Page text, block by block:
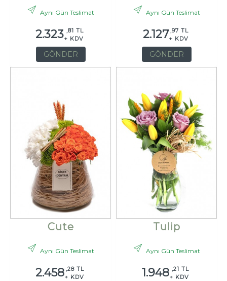
Aynı Gün Teslimat
2.323 ,81 TL
+ KDV
GÖNDER
Aynı Gün Teslimat
2.127 ,97 TL
+ KDV
GÖNDER
Cute
Aynı Gün Teslimat
2.458 ,28 TL
+ KDV
Tulip
Aynı Gün Teslimat
1.948 ,21 TL
+ KDV